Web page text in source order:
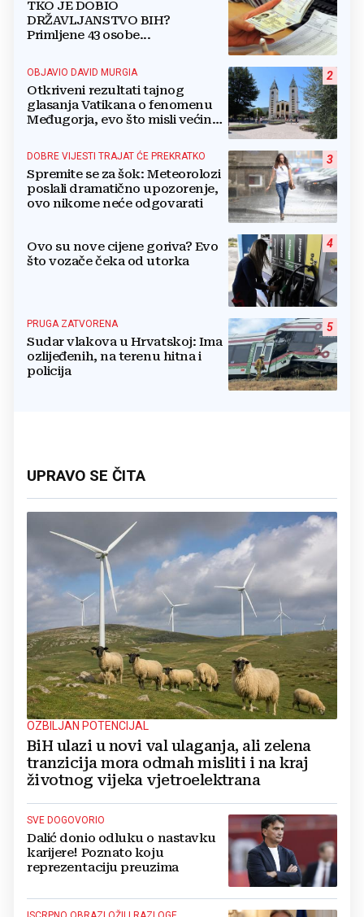
TKO JE DOBIO
DRŽAVLJANSTVO BIH?
Primljene 43 osobe...
2
OBJAVIO DAVID MURGIA
Otkriveni rezultati tajnog
glasanja Vatikana o fenomenu
Međugorja, evo što misli većina
3
DOBRE VIJESTI TRAJAT ĆE PREKRATKO
Spremite se za šok: Meteorolozi
poslali dramatično upozorenje,
ovo nikome neće odgovarati
4
Ovo su nove cijene goriva? Evo
što vozače čeka od utorka
5
PRUGA ZATVORENA
Sudar vlakova u Hrvatskoj: Ima
ozlijeđenih, na terenu hitna i
policija
UPRAVO SE ČITA
OZBILJAN POTENCIJAL
BiH ulazi u novi val ulaganja, ali zelena
tranzicija mora odmah misliti i na kraj
životnog vijeka vjetroelektrana
SVE DOGOVORIO
Dalić donio odluku o nastavku
karijere! Poznato koju
reprezentaciju preuzima